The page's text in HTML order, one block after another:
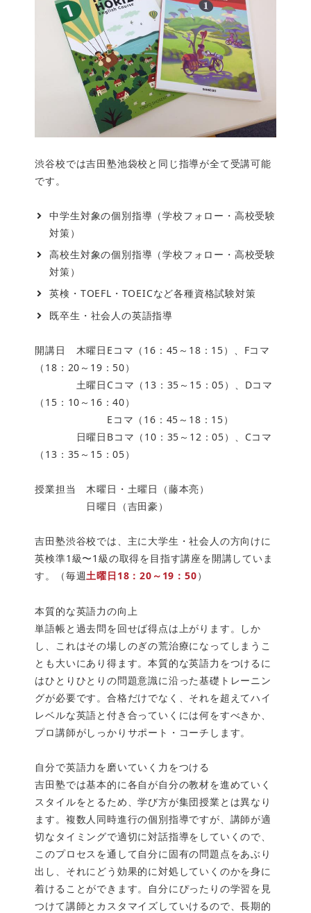
渋谷校では吉田塾池袋校と同じ指導が全て受講可能
です。
中学生対象の個別指導（学校フォロー・高校受験
対策）
高校生対象の個別指導（学校フォロー・高校受験
対策）
英検・TOEFL・TOEICなど各種資格試験対策
既卒生・社会人の英語指導
開講日 木曜日Eコマ（16：45～18：15）、Fコマ
（18：20～19：50）
土曜日Cコマ（13：35～15：05）、Dコマ
（15：10～16：40）
Eコマ（16：45～18：15）
日曜日Bコマ（10：35～12：05）、Cコマ
（13：35～15：05）
授業担当 木曜日・土曜日（藤本亮）
日曜日（吉田豪）
吉田塾渋谷校では、主に大学生・社会人の方向けに
英検準1級〜1級の取得を目指す講座を開講していま
す。（毎週土曜日18：20～19：50）
本質的な英語力の向上
単語帳と過去問を回せば得点は上がります。しか
し、これはその場しのぎの荒治療になってしまうこ
とも大いにあり得ます。本質的な英語力をつけるに
はひとりひとりの問題意識に沿った基礎トレーニン
グが必要です。合格だけでなく、それを超えてハイ
レベルな英語と付き合っていくには何をすべきか、
プロ講師がしっかりサポート・コーチします。
自分で英語力を磨いていく力をつける
吉田塾では基本的に各自が自分の教材を進めていく
スタイルをとるため、学び方が集団授業とは異なり
ます。複数人同時進行の個別指導ですが、講師が適
切なタイミングで適切に対話指導をしていくので、
このプロセスを通して自分に固有の問題点をあぶり
出し、それにどう効果的に対処していくのかを身に
着けることができます。自分にぴったりの学習を見
つけて講師とカスタマイズしていけるので、長期的